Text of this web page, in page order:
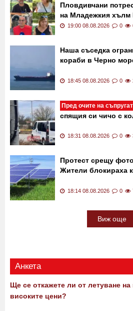
Пловдивчани
на Младежкия
19:00 08.08.2026 0
Наша съседка
кораби в Черно
18:45 08.08.2026 0
Пред очите на
спящия си чичо с
18:31 08.08.2026 0
Протест срещу
Жители блокираха
18:14 08.08.2026 0
Виж още
Анкета
Ще се откажете ли от летуване
високите цени?